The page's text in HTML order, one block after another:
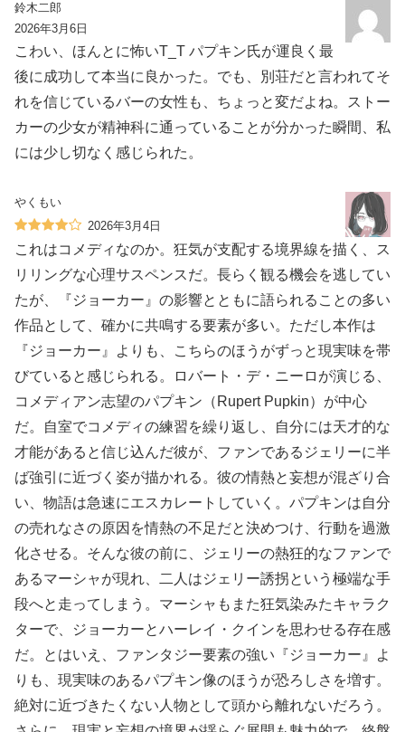
鈴木二郎
2026年3月6日
こわい、ほんとに怖いT_T パプキン氏が運良く最
後に成功して本当に良かった。でも、別荘だと言われてそ
れを信じているバーの女性も、ちょっと変だよね。ストー
カーの少女が精神科に通っていることが分かった瞬間、私
には少し切なく感じられた。
やくもい
2026年3月4日
これはコメディなのか。狂気が支配する境界線を描く、ス
リリングな心理サスペンスだ。長らく観る機会を逃してい
たが、『ジョーカー』の影響とともに語られることの多い
作品として、確かに共鳴する要素が多い。ただし本作は
『ジョーカー』よりも、こちらのほうがずっと現実味を帯
びていると感じられる。ロバート・デ・ニーロが演じる、
コメディアン志望のパプキン（Rupert Pupkin）が中心
だ。自室でコメディの練習を繰り返し、自分には天才的な
才能があると信じ込んだ彼が、ファンであるジェリーに半
ば強引に近づく姿が描かれる。彼の情熱と妄想が混ざり合
い、物語は急速にエスカレートしていく。パプキンは自分
の売れなさの原因を情熱の不足だと決めつけ、行動を過激
化させる。そんな彼の前に、ジェリーの熱狂的なファンで
あるマーシャが現れ、二人はジェリー誘拐という極端な手
段へと走ってしまう。マーシャもまた狂気染みたキャラク
ターで、ジョーカーとハーレイ・クインを思わせる存在感
だ。とはいえ、ファンタジー要素の強い『ジョーカー』よ
りも、現実味のあるパプキン像のほうが恐ろしさを増す。
絶対に近づきたくない人物として頭から離れないだろう。